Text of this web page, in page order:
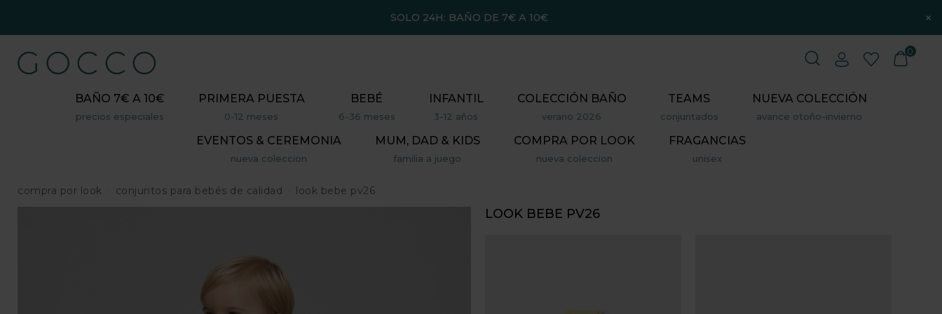
SOLO 24H: BAÑO DE 7€ A 10€ ×
BAÑO 7€ A 10€
precios especiales
PRIMERA PUESTA
0-12 meses
BEBÉ
6-36 meses
INFANTIL
3-12 años
COLECCIÓN BAÑO
verano 2026
TEAMS
conjuntados
NUEVA COLECCIÓN
avance otoño-invierno
EVENTOS & CEREMONIA
nueva coleccion
MUM, DAD & KIDS
familia a juego
COMPRA POR LOOK
nueva coleccion
FRAGANCIAS
unisex
0
compra por look conjuntos para bebés de calidad look bebe pv26
LOOK BEBE PV26